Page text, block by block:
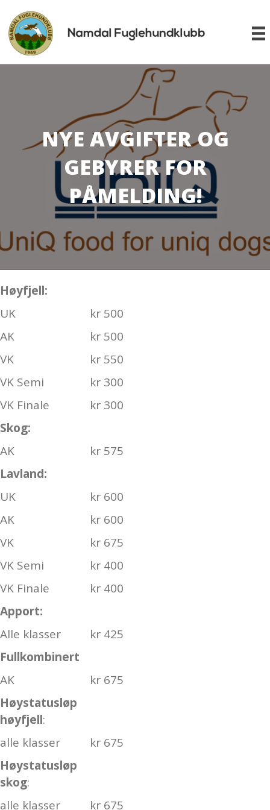
NYE AVGIFTER OG
GEBYRER FOR
PÅMELDING!
Høyfjell:
UK
kr 500
AK
kr 500
VK
kr 550
VK Semi
kr 300
VK Finale
kr 300
Skog:
AK
kr 575
Lavland:
UK
kr 600
AK
kr 600
VK
kr 675
VK Semi
kr 400
VK Finale
kr 400
Apport:
Alle klasser
kr 425
Fullkombinert
AK
kr 675
Høystatusløp
høyfjell:
alle klasser
kr 675
Høystatusløp
skog:
alle klasser
kr 675